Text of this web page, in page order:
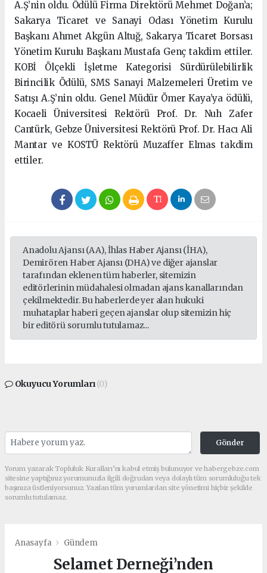
A.Ş’nin oldu. Ödülü Firma Direktörü Mehmet Doğan’a;
Sakarya Ticaret ve Sanayi Odası Yönetim Kurulu
Başkanı Ahmet Akgün Altuğ, Sakarya Ticaret Borsası
Yönetim Kurulu Başkanı Mustafa Genç takdim ettiler.
KOBİ Ölçekli İşletme Kategorisi Sürdürülebilirlik
Birincilik Ödülü, SMS Sanayi Malzemeleri Üretim ve
Satışı A.Ş’nin oldu. Genel Müdür Ömer Kaya’ya ödülü,
Kocaeli Üniversitesi Rektörü Prof. Dr. Nuh Zafer
Cantürk, Gebze Üniversitesi Rektörü Prof. Dr. Hacı Ali
Mantar ve KOSTÜ Rektörü Muzaffer Elmas takdim
ettiler.
Anadolu Ajansı (AA), İhlas Haber Ajansı (İHA),
Demirören Haber Ajansı (DHA) ve diğer ajanslar
tarafından eklenen tüm haberler, sitemizin
editörlerinin müdahalesi olmadan ajans kanallarından
çekilmektedir. Bu haberlerde yer alan hukuki
muhataplar haberi geçen ajanslar olup sitemizin hiç
bir editörü sorumlu tutulamaz...
Okuyucu Yorumları(0)
Gönder
Yorum yazarak Topluluk Kuralları’nı kabul etmiş bulunuyor ve habergebze.com
sitesine yaptığınız yorumunuzla ilgili doğrudan veya dolaylı tüm sorumluluğu tek
başınıza üstleniyorsunuz. Yazılan tüm yorumlardan site yönetimi hiçbir şekilde
sorumlu tutulamaz.
Anasayfa Gündem
Selamet Derneği’nden